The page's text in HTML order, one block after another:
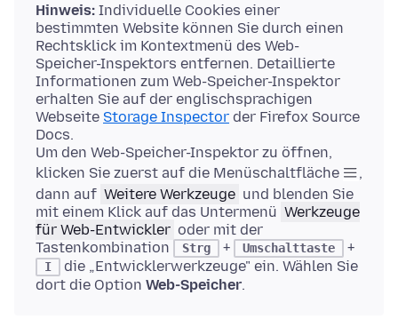
Hinweis: Individuelle Cookies einer
bestimmten Website können Sie durch einen
Rechtsklick im Kontextmenü des Web-
Speicher-Inspektors entfernen. Detaillierte
Informationen zum Web-Speicher-Inspektor
erhalten Sie auf der englischsprachigen
Webseite Storage Inspector der Firefox Source
Docs.
Um den Web-Speicher-Inspektor zu öffnen,
klicken Sie zuerst auf die Menüschaltfläche
,
dann auf Weitere Werkzeuge und blenden Sie
mit einem Klick auf das Untermenü Werkzeuge
für Web-Entwickler oder mit der
Tastenkombination
Strg + Umschalttaste +
I
die „Entwicklerwerkzeuge" ein. Wählen Sie
dort die Option Web-Speicher.